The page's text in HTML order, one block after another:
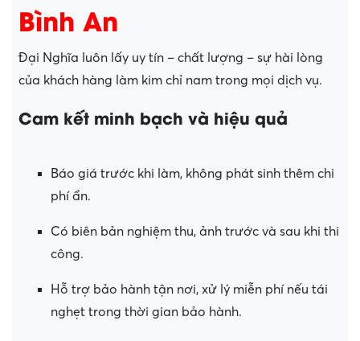
Bình An
Đại Nghĩa luôn lấy uy tín – chất lượng – sự hài lòng
của khách hàng làm kim chỉ nam trong mọi dịch vụ.
Cam kết minh bạch và hiệu quả
Báo giá trước khi làm, không phát sinh thêm chi
phí ẩn.
Có biên bản nghiệm thu, ảnh trước và sau khi thi
công.
Hỗ trợ bảo hành tận nơi, xử lý miễn phí nếu tái
nghẹt trong thời gian bảo hành.